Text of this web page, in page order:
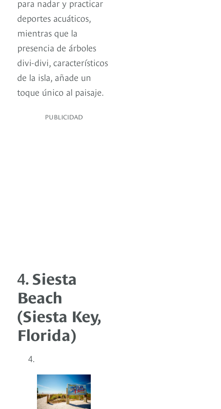
para nadar y practicar
deportes acuáticos,
mientras que la
presencia de árboles
divi-divi, característicos
de la isla, añade un
toque único al paisaje.
PUBLICIDAD
4.Siesta
Beach
(Siesta Key,
Florida)